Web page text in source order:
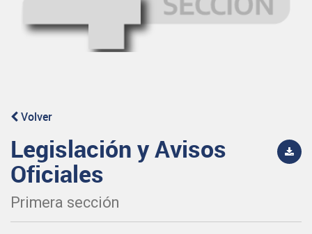
Volver
Legislación y Avisos
Oficiales
Primera sección